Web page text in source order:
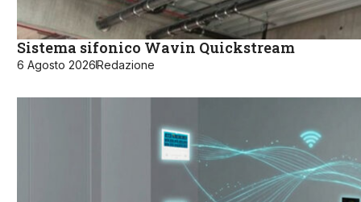
Sistema sifonico Wavin Quickstream
6 Agosto 2026Redazione